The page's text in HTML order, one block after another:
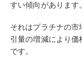
すい傾向があります。
それはプラチナの
引量の増減により
です。